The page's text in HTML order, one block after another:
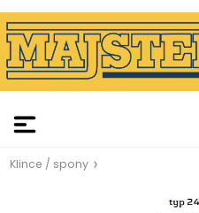
Klince / spony